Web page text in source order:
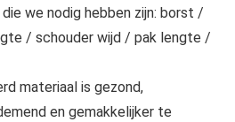
we nodig hebben zijn: borst /
/ schouder wijd / pak lengte /
materiaal is gezond,
en gemakkelijker te